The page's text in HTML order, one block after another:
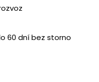
60 dní bez storno